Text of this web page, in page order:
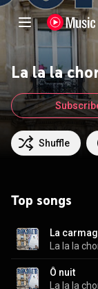
La la la
Shuffle
Top songs
La
Ô nuit